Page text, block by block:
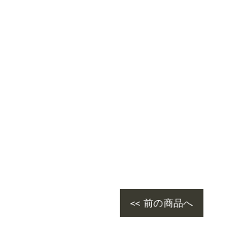
<< 前の商品へ